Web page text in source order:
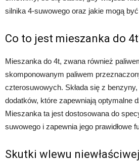
silnika 4-suwowego oraz jakie mogą
Co to jest mieszanka do
Mieszanka do 4t, zwana również
skomponowanym paliwem
czterosuwowych. Składa się z
dodatków, które zapewniają optymalne
Mieszanka ta jest dostosowana do
suwowego i zapewnia jego prawidłowe
Skutki wlewu